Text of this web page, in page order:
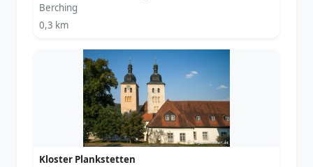
Berching
0,3 km
Kloster Plankstetten